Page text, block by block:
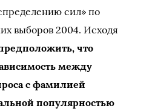
сил» по
выборов 2004. Исходя
что
между
с фамилией
популярностью